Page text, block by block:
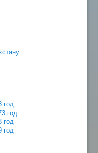
год
год
год
год